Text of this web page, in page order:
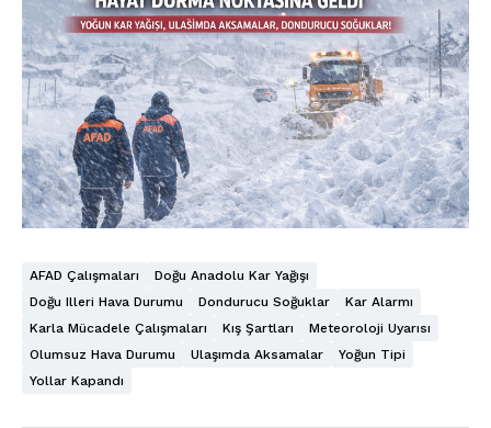
AFAD Çalışmaları
Doğu Anadolu Kar Yağışı
Doğu Illeri Hava Durumu
Dondurucu Soğuklar
Kar Alarmı
Karla Mücadele Çalışmaları
Kış Şartları
Meteoroloji Uyarısı
Olumsuz Hava Durumu
Ulaşımda Aksamalar
Yoğun Tipi
Yollar Kapandı